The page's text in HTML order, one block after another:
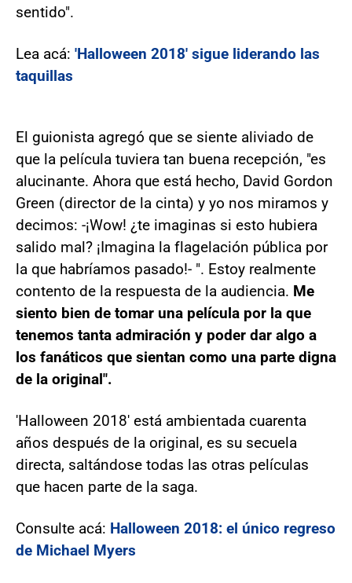
sentido".
Lea acá: 'Halloween 2018' sigue liderando las
taquillas
El guionista agregó que se siente aliviado de
que la película tuviera tan buena recepción, "es
alucinante. Ahora que está hecho, David Gordon
Green (director de la cinta) y yo nos miramos y
decimos: -¡Wow! ¿te imaginas si esto hubiera
salido mal? ¡Imagina la flagelación pública por
la que habríamos pasado!- ". Estoy realmente
contento de la respuesta de la audiencia. Me
siento bien de tomar una película por la que
tenemos tanta admiración y poder dar algo a
los fanáticos que sientan como una parte digna
de la original".
'Halloween 2018' está ambientada cuarenta
años después de la original, es su secuela
directa, saltándose todas las otras películas
que hacen parte de la saga.
Consulte acá: Halloween 2018: el único regreso
de Michael Myers